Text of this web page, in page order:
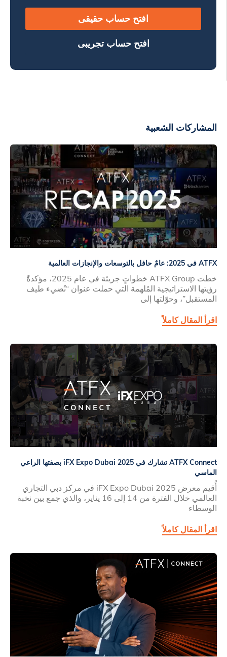
افتح حساب حقيقى
افتح حساب تجريبى
المشاركات الشعبية
ATFX في 2025: عامٌ حافل بالتوسعات والإنجازات العالمية
خطت ATFX Group خطواتٍ جريئة في عام 2025، مؤكدةً
رؤيتها الاستراتيجية المُلهمة التي حملت عنوان “نُضيء طيف
المستقبل”، وحوّلتها إلى
اقرأ المقال كاملاً
ATFX Connect تشارك في iFX Expo Dubai 2025 بصفتها الراعي
الماسي
أُقيم معرض iFX Expo Dubai 2025 في مركز دبي التجاري
العالمي خلال الفترة من 14 إلى 16 يناير، والذي جمع بين نخبة
الوسطاء
اقرأ المقال كاملاً